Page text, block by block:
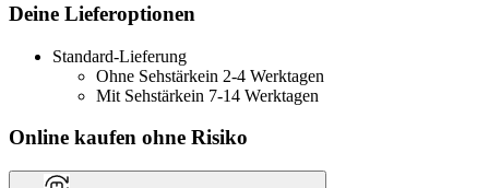
Deine Lieferoptionen
Standard-Lieferung
Ohne Sehstärkein 2-4 Werktagen
Mit Sehstärkein 7-14 Werktagen
Online kaufen ohne Risiko